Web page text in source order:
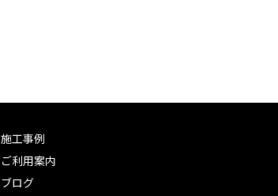
施工事例
ご利用案内
ブログ